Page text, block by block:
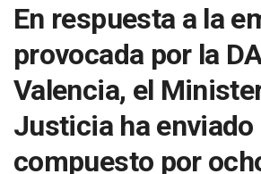
En respuesta a la
provocada por la
Valencia, el
Justicia ha enviado
compuesto por